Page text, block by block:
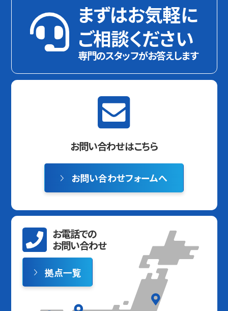
まずはお気軽に
ご相談ください
専門のスタッフがお答えします
お問い合わせはこちら
お問い合わせフォームへ
お電話での
お問い合わせ
拠点一覧